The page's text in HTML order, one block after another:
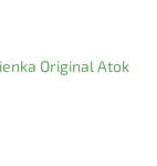
Original Atok